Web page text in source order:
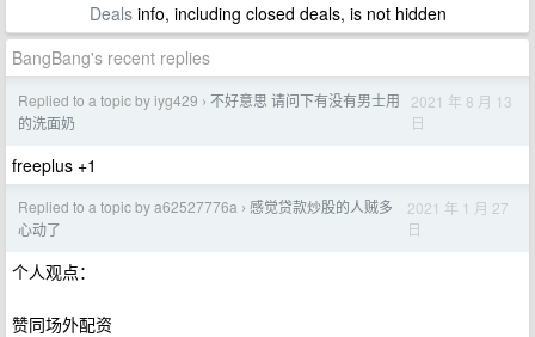
Dealsinfo, including closed deals, is not hidden
BangBang's recent replies
Replied to a topic by iyg429 › 不好意思 请问下有没有男士用
的洗面奶
2021 年 8 月 13
日
freeplus +1
Replied to a topic by a62527776a › 感觉贷款炒股的人贼多
心动了
2021 年 1 月 27
日
个人观点：
赞同场外配资